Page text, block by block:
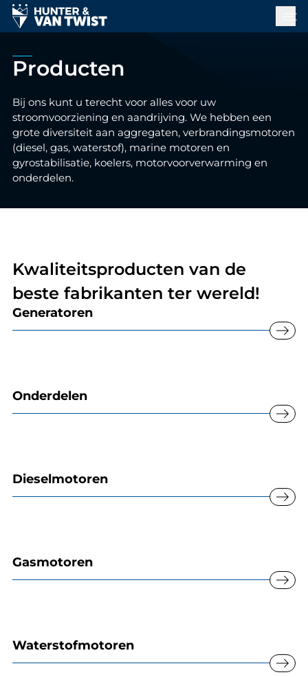
Producten
Bij ons kunt u terecht voor alles voor uw
stroomvoorziening en aandrijving. We hebben een
grote diversiteit aan aggregaten, verbrandingsmotoren
(diesel, gas, waterstof), marine motoren en
gyrostabilisatie, koelers, motorvoorverwarming en
onderdelen.
Kwaliteitsproducten van de
beste fabrikanten ter wereld!
Generatoren
east
Onderdelen
east
Dieselmotoren
east
Gasmotoren
east
Waterstofmotoren
east